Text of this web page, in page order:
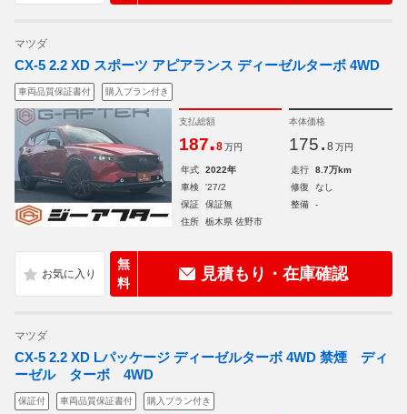
マツダ
CX-5 2.2 XD スポーツ アピアランス ディーゼルターボ 4WD
車両品質保証書付 購入プラン付き
支払総額
187.8 万円
本体価格
175. 8 万円
年式 2022年 走行
8.7万km
車検
'27/2 修復
なし
保証
保証無 整備
-
住所
栃木県 佐野市
無
料
見積もり・在庫確認
マツダ
CX-5 2.2 XD Lパッケージ ディーゼルターボ 4WD 禁煙 ディ
ーゼル ターボ 4WD
保証付 車両品質保証書付 購入プラン付き